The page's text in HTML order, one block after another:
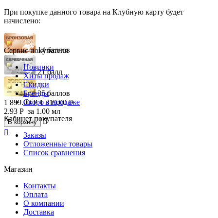
При покупке данного товара на Клубную карту будет
начислено:
14 баллов
21 балл
35 баллов
1 899.00 Р 1 319.00 Р
2.93 Р за 1.00 мл
В корзину


Сервис покупателя
Новинки
Хиты продаж
Скидки
Бренды
Скоро в продаже
Кабинет покупателя
Заказы
Отложенные товары
Список сравнения
Магазин
Контакты
Оплата
О компании
Доставка